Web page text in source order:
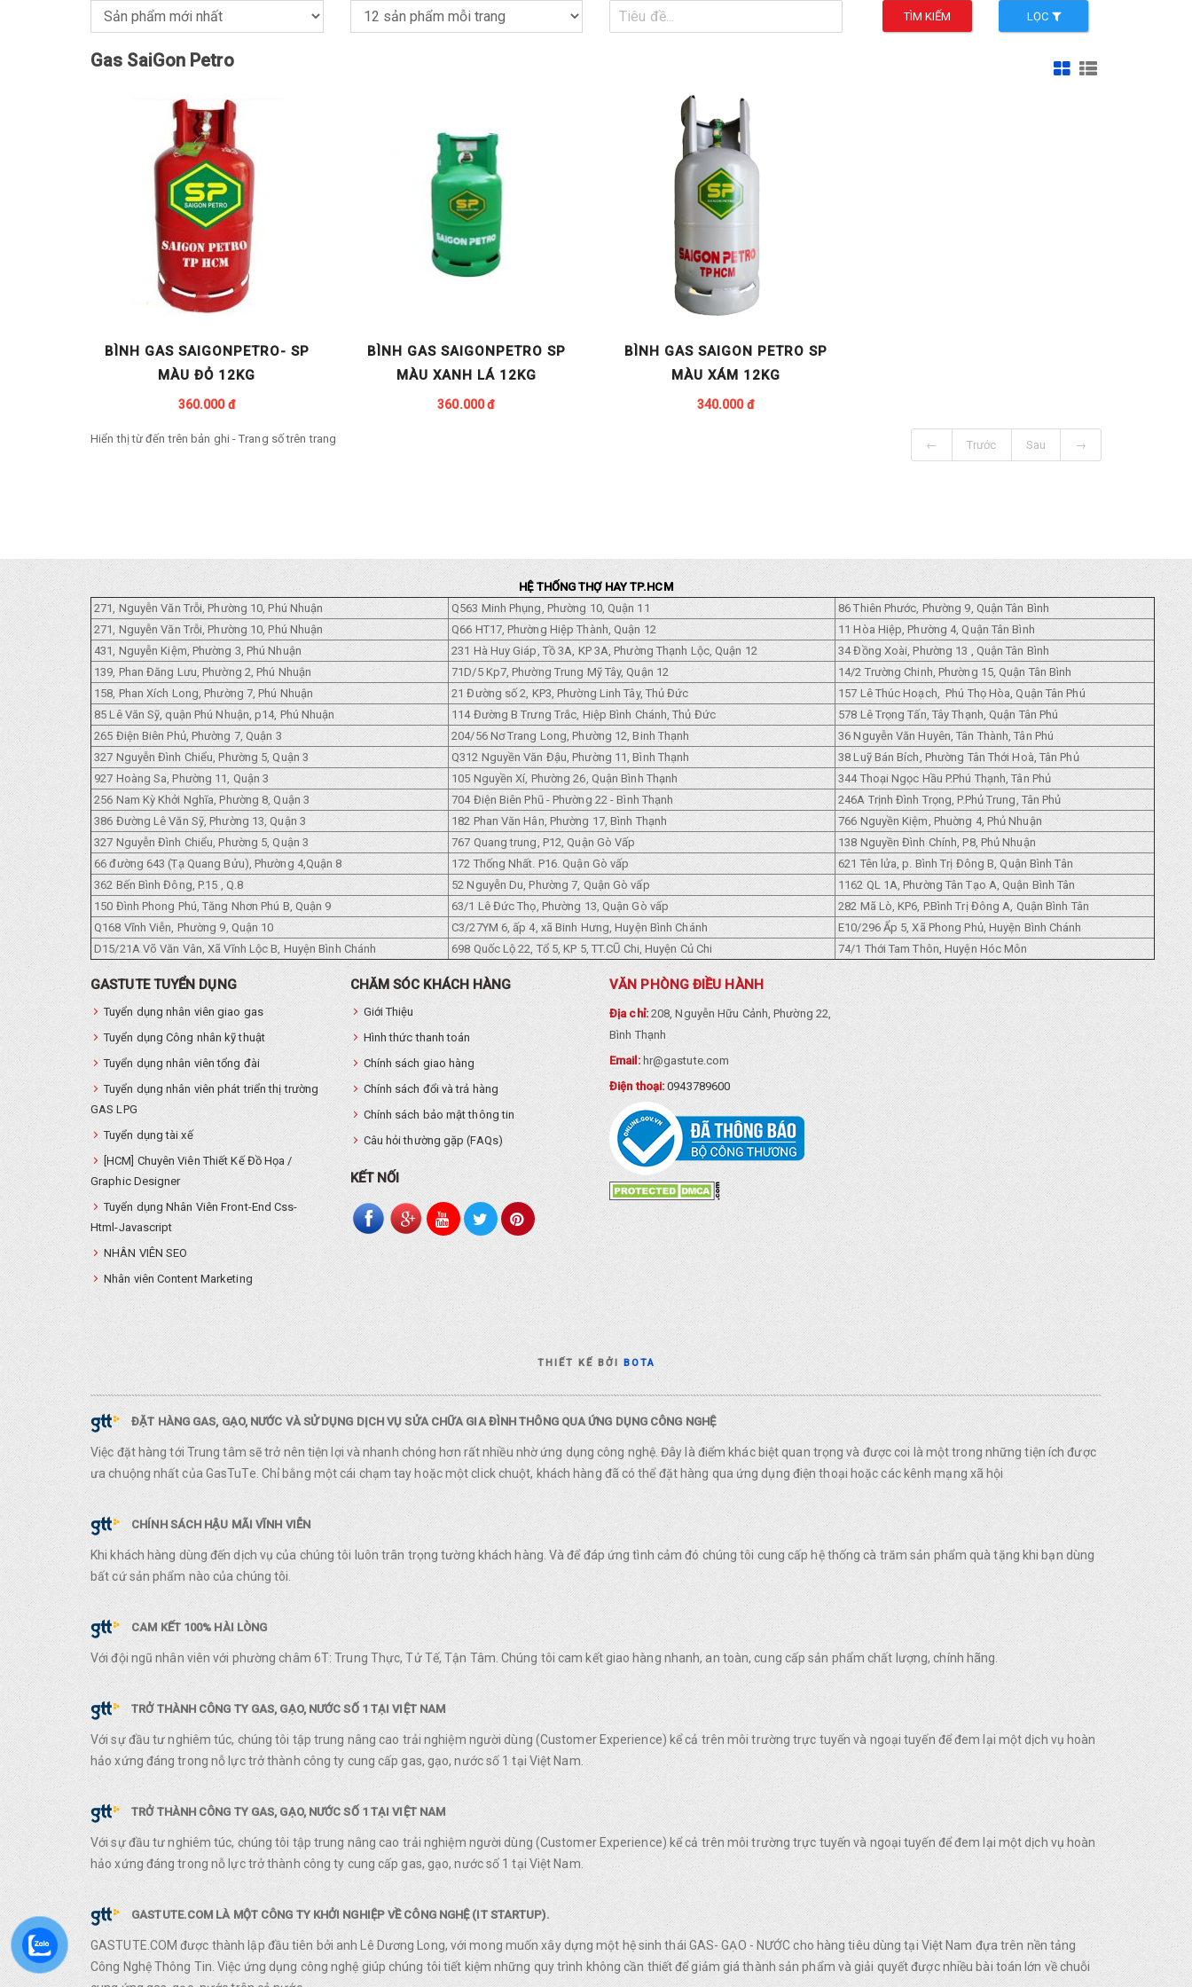
TÌM KIẾM LỌC
Gas SaiGon Petro
BÌNH GAS SAIGONPETRO- SP
MÀU ĐỎ 12KG
360.000 đ
BÌNH GAS SAIGONPETRO SP
MÀU XANH LÁ 12KG
360.000 đ
BÌNH GAS SAIGON PETRO SP
MÀU XÁM 12KG
340.000 đ
Hiển thị từđếntrênbản ghi - Trang sốtrêntrang ← Trước Sau →
HỆ THỐNG THỢ HAY TP.HCM
271, Nguyễn Văn Trỗi, Phường 10, Phú Nhuận
Q563 Minh Phụng, Phường 10, Quận 11
86 Thiên Phước, Phường 9, Quận Tân Bình
271, Nguyễn Văn Trỗi, Phường 10, Phú Nhuận
Q66 HT17, Phường Hiệp Thành, Quận 12
11 Hòa Hiệp, Phường 4, Quận Tân Bình
431, Nguyễn Kiệm, Phường 3, Phú Nhuận
231 Hà Huy Giáp, Tồ 3A, KP 3A, Phường Thạnh Lộc, Quận 12
34 Đồng Xoài, Phường 13 , Quận Tân Bình
139, Phan Đăng Lưu, Phường 2, Phú Nhuận
71D/5 Kp7, Phường Trung Mỹ Tây, Quận 12
14/2 Trường Chinh, Phường 15, Quận Tân Bình
158, Phan Xích Long, Phường 7, Phú Nhuận
21 Đường số 2, KP3, Phường Linh Tây, Thủ Đức
157 Lê Thúc Hoạch, Phú Thọ Hòa, Quận Tân Phú
85 Lê Văn Sỹ, quận Phú Nhuận, p14, Phú Nhuận
114 Đường B Trưng Trắc, Hiệp Bình Chánh, Thủ Đức
578 Lê Trọng Tấn, Tây Thạnh, Quận Tân Phú
265 Điện Biên Phủ, Phường 7, Quận 3
204/56 Nơ Trang Long, Phường 12, Binh Thạnh
36 Nguyễn Văn Huyên, Tân Thành, Tân Phú
327 Nguyễn Đình Chiểu, Phường 5, Quận 3
Q312 Nguyền Văn Đậu, Phường 11, Bình Thạnh
38 Luỹ Bán Bích, Phường Tân Thới Hoà, Tân Phủ
927 Hoàng Sa, Phường 11, Quận 3
105 Nguyền Xí, Phường 26, Quận Bình Thạnh
344 Thoại Ngọc Hầu P.Phú Thạnh, Tân Phủ
256 Nam Kỳ Khởi Nghĩa, Phường 8, Quận 3
704 Điện Biên Phũ - Phường 22 - Bình Thạnh
246A Trịnh Đình Trọng, P.Phủ Trung, Tân Phủ
386 Đường Lê Văn Sỹ, Phường 13, Quận 3
182 Phan Văn Hân, Phường 17, Bình Thạnh
766 Nguyền Kiệm, Phuờng 4, Phủ Nhuận
327 Nguyễn Đình Chiểu, Phường 5, Quận 3
767 Quang trung, P12, Quận Gò Vấp
138 Nguyền Đình Chính, P8, Phủ Nhuận
66 đường 643 (Tạ Quang Bửu), Phường 4,Quận 8
172 Thống Nhất. P16. Quận Gò vấp
621 Tên lửa, p. Bình Trị Đông B, Quận Bình Tân
362 Bến Bình Đông, P.15 , Q.8
52 Nguyễn Du, Phường 7, Quận Gò vấp
1162 QL 1A, Phường Tân Tạo A, Quận Bình Tân
150 Đình Phong Phú, Tăng Nhơn Phú B, Quận 9
63/1 Lê Đức Thọ, Phường 13, Quận Gò vấp
282 Mã Lò, KP6, P.Bình Trị Đông A, Quận Bình Tân
Q168 Vĩnh Viễn, Phường 9, Quận 10
C3/27YM 6, ấp 4, xã Binh Hưng, Huyện Bình Chánh
E10/296 Ẩp 5, Xã Phong Phủ, Huyện Bình Chánh
D15/21A Võ Văn Vân, Xã Vĩnh Lộc B, Huyện Bình Chánh
698 Quốc Lộ 22, Tổ 5, KP 5, TT.CŨ Chi, Huyện Củ Chi 74/1 Thới Tam Thôn, Huyện Hóc Môn
GASTUTE TUYỂN DỤNG
Tuyển dụng nhân viên giao gas
Tuyển dụng Công nhân kỹ thuật
Tuyển dụng nhân viên tổng đài
Tuyển dụng nhân viên phát triển thị trường
GAS LPG
Tuyển dụng tài xế
[HCM] Chuyên Viên Thiết Kế Đồ Họa /
Graphic Designer
Tuyển dụng Nhân Viên Front-End Css-
Html-Javascript
NHÂN VIÊN SEO
Nhân viên Content Marketing
CHĂM SÓC KHÁCH HÀNG
Giới Thiệu
Hình thức thanh toán
Chính sách giao hàng
Chính sách đổi và trả hàng
Chính sách bảo mật thông tin
Câu hỏi thường gặp (FAQs)
KẾT NỐI
VĂN PHÒNG ĐIỀU HÀNH
Địa chỉ:208, Nguyễn Hữu Cảnh, Phường 22,
Bình Thạnh
Email: hr@gastute.com
Điện thoại:0943789600
THIẾT KẾ BỞIBOTA
ĐẶT HÀNG GAS, GẠO, NƯỚC VÀ SỬ DỤNG DỊCH VỤ SỬA CHỮA GIA ĐÌNH THÔNG QUA ỨNG DỤNG CÔNG NGHỆ
Việc đặt hàng tới Trung tâm sẽ trở nên tiện lợi và nhanh chóng hơn rất nhiều nhờ ứng dụng công nghệ. Đây là điểm khác biệt quan trọng và được coi là một trong những tiện ích được
ưa chuộng nhất của GasTuTe. Chỉ bằng một cái chạm tay hoặc một click chuột, khách hàng đã có thể đặt hàng qua ứng dụng điện thoại hoặc các kênh mạng xã hội
CHÍNH SÁCH HẬU MÃI VĨNH VIỄN
Khi khách hàng dùng đến dịch vụ của chúng tôi luôn trân trọng tường khách hàng. Và để đáp ứng tình cảm đó chúng tôi cung cấp hệ thống cà trăm sản phẩm quà tặng khi bạn dùng
bất cứ sản phẩm nào của chúng tôi.
CAM KẾT 100% HÀI LÒNG
Với đội ngũ nhân viên với phường châm 6T: Trung Thực, Tử Tế, Tận Tâm. Chúng tôi cam kết giao hàng nhanh, an toàn, cung cấp sản phẩm chất lượng, chính hãng.
TRỞ THÀNH CÔNG TY GAS, GẠO, NƯỚC SỐ 1 TẠI VIỆT NAM
Với sự đầu tư nghiêm túc, chúng tôi tập trung nâng cao trải nghiệm người dùng (Customer Experience) kể cả trên môi trường trực tuyến và ngoại tuyến để đem lại một dịch vụ hoàn
hảo xứng đáng trong nỗ lực trở thành công ty cung cấp gas, gạo, nước số 1 tại Việt Nam.
TRỞ THÀNH CÔNG TY GAS, GẠO, NƯỚC SỐ 1 TẠI VIỆT NAM
Với sự đầu tư nghiêm túc, chúng tôi tập trung nâng cao trải nghiệm người dùng (Customer Experience) kể cả trên môi trường trực tuyến và ngoại tuyến để đem lại một dịch vụ hoàn
hảo xứng đáng trong nỗ lực trở thành công ty cung cấp gas, gạo, nước số 1 tại Việt Nam.
GASTUTE.COM LÀ MỘT CÔNG TY KHỞI NGHIỆP VỀ CÔNG NGHỆ (IT STARTUP).
GASTUTE.COM được thành lập đầu tiên bởi anh Lê Dương Long, với mong muốn xây dựng một hệ sinh thái GAS- GẠO - NƯỚC cho hàng tiêu dùng tại Việt Nam đựa trên nền tảng
Công Nghệ Thông Tin. Việc ứng dụng công nghệ giúp chúng tôi tiết kiệm những quy trình không cần thiết để giảm giá thành sản phẩm và giải quyết được nhiều bài toán lớn về chuỗi